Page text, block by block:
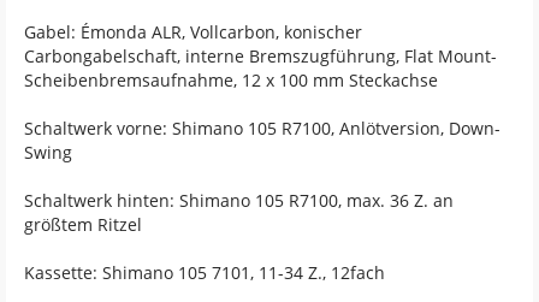
Gabel: Émonda ALR, Vollcarbon, konischer
Carbongabelschaft, interne Bremszugführung, Flat Mount-
Scheibenbremsaufnahme, 12 x 100 mm Steckachse
Schaltwerk vorne: Shimano 105 R7100, Anlötversion, Down-
Swing
Schaltwerk hinten: Shimano 105 R7100, max. 36 Z. an
größtem Ritzel
Kassette: Shimano 105 7101, 11-34 Z., 12fach